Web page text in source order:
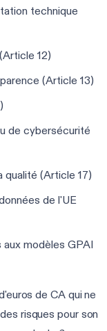
technique
12)
(Article 13)
de cybersécurité
(Article 17)
de l'UE
modèles GPAI
de CA qui ne
risques pour son